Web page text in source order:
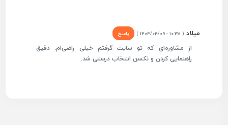
میلاد ( ۱۰:۳۸ - ۱۴۰۴/۰۴/۰۹ ) پاسخ
از مشاوره‌ای که تو سایت گرفتم خیلی راضی‌ام. دقیق
راهنمایی کردن و نکسن انتخاب درستی شد.